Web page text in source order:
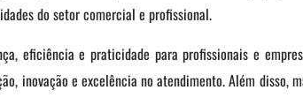
do setor comercial e profissional.
eficiência e praticidade para profissionais e
inovação e excelência no atendimento. Além disso,